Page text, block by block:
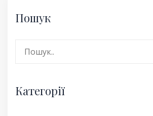
Пошук
Категорії